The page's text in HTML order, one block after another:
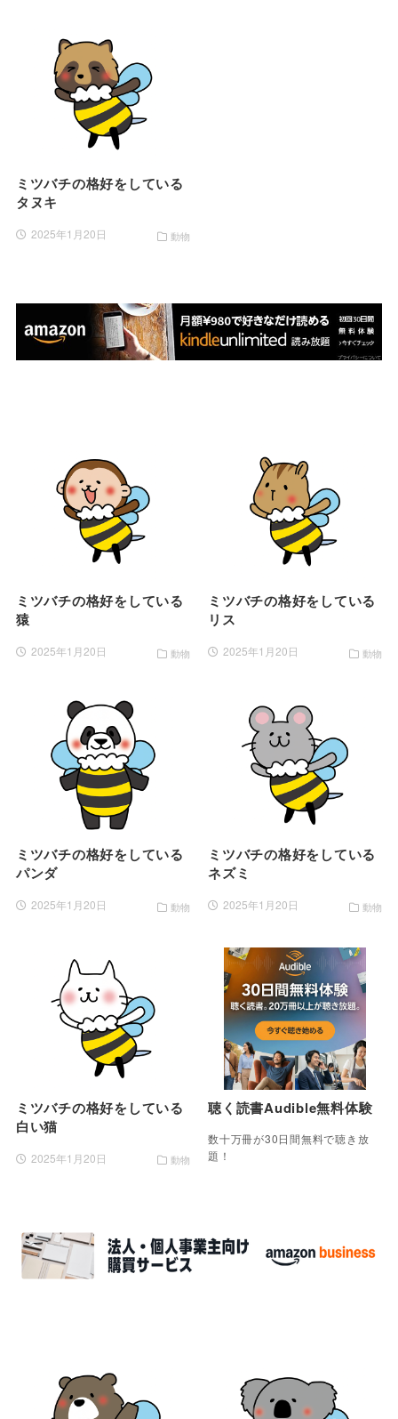
ミツバチの格好をしている
タヌキ
2025年1月20日 動物
ミツバチの格好をしている
猿
2025年1月20日 動物
ミツバチの格好をしている
リス
2025年1月20日 動物
ミツバチの格好をしている
パンダ
2025年1月20日 動物
ミツバチの格好をしている
ネズミ
2025年1月20日 動物
ミツバチの格好をしている
白い猫
2025年1月20日 動物
聴く読書Audible無料体験
数十万冊が30日間無料で聴き放
題！